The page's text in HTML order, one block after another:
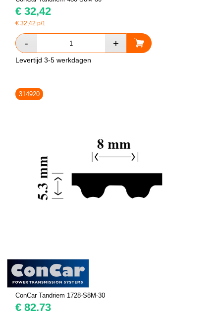
€ 32,42
€32,42 p/1
Levertijd 3-5 werkdagen
314920
ConCar Tandriem 1728-S8M-30
€ 82,73